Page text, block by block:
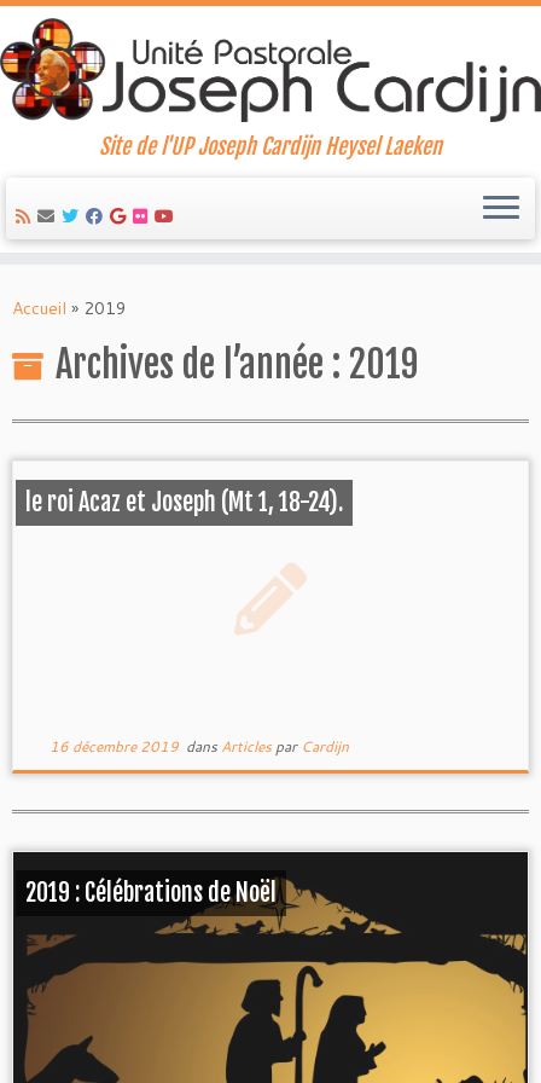
to
Site de l'UP Joseph Cardijn Heysel Laeken
Accueil » 2019
Archives de l’année : 2019
le roi Acaz et Joseph (Mt 1, 18-24).
16 décembre 2019dans Articles par Cardijn
2019 : Célébrations de Noël